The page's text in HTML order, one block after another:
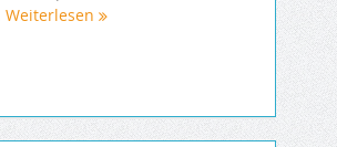
Weiterlesen